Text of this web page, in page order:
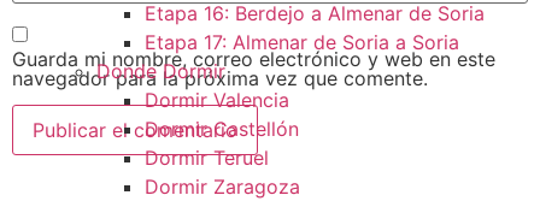
Etapa 16: Berdejo a Almenar de Soria
Etapa 17: Almenar de Soria a Soria ​
Donde Dormir
Dormir Valencia
Dormir Castellón
Dormir Teruel
Dormir Zaragoza
Guarda mi nombre, correo electrónico y web en este
navegador para la próxima vez que comente.